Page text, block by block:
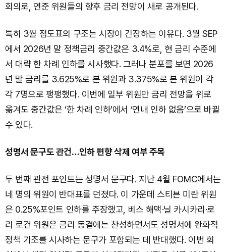
회의로, 연준 위원들의 향후 금리 전망이 새로 공개된다.
특히 3월 점도표의 구조는 시장이 긴장하는 이유다. 3월 SEP
에서 2026년 말 정책금리 중간값은 3.4%로, 현 금리 수준에
서 대략 한 차례 인하를 시사했다. 그러나 분포를 보면 2026
년 말 금리를 3.625%로 본 위원과 3.375%로 본 위원이 각
각 7명으로 팽팽했다. 이번에 일부 위원만 금리 전망을 위로
옮겨도 중간값은 ‘한 차례 인하’에서 ‘연내 인하 없음’으로 바뀔
수 있다.
성명서 문구도 관건…인하 편향 삭제 여부 주목
두 번째 관전 포인트는 성명서 문구다. 지난 4월 FOMC에서는
네 명의 위원이 반대표를 던졌다. 이 가운데 스티븐 미란 위원
은 0.25%포인트 인하를 주장했고, 베스 해맥·닐 카시카리·로
리 로건 위원은 금리 동결에는 찬성하면서도 성명서에 완화적
정책 기조를 시사하는 문구가 포함되는 데 반대했다. 이번 회